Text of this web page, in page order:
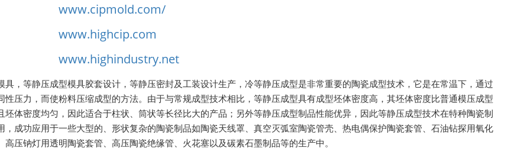
www.cipmold.com/
www.highcip.com
www.highindustry.net
具，等静压成型模具胶套设计，等静压密封及工装设计生产，冷等静压成型是非常重要的陶瓷成型技术，它是在常温下，通过
性压力，而使粉料压缩成型的方法。由于与常规成型技术相比，等静压成型具有成型坯体密度高，其坯体密度比普通模压成型
坯体密度均匀，因此适合于柱状、筒状等长径比大的产品；另外等静压成型制品性能优异，因此等静压成型技术在特种陶瓷制
，成功应用于一些大型的、形状复杂的陶瓷制品如陶瓷天线罩、真空灭弧室陶瓷管壳、热电偶保护陶瓷套管、石油钻探用氧化
高压钠灯用透明陶瓷套管、高压陶瓷绝缘管、火花塞以及碳素石墨制品等的生产中。